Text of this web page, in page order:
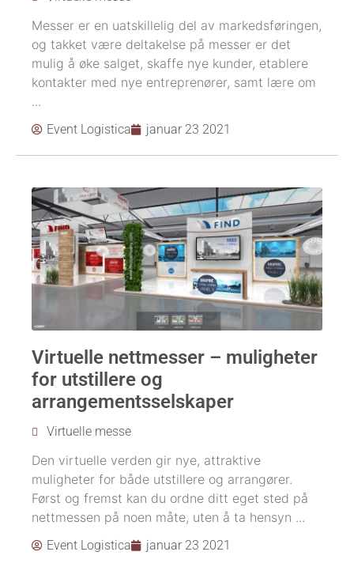
Messer er en uatskillelig del av markedsføringen,
og takket være deltakelse på messer er det
mulig å øke salget, skaffe nye kunder, etablere
kontakter med nye entreprenører, samt lære om
...
Event Logistica januar 23 2021
Virtuelle nettmesser – muligheter
for utstillere og
arrangementsselskaper
Virtuelle messe
Den virtuelle verden gir nye, attraktive
muligheter for både utstillere og arrangører.
Først og fremst kan du ordne ditt eget sted på
nettmessen på noen måte, uten å ta hensyn ...
Event Logistica januar 23 2021